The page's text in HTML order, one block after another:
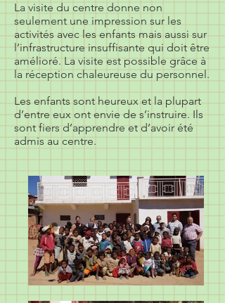
La visite du centre donne non
seulement une impression sur les
activités avec les enfants mais aussi sur
l’infrastructure insuffisante qui doit être
amélioré. La visite est possible grâce à
la réception chaleureuse du personnel.
Les enfants sont heureux et la plupart
d’entre eux ont envie de s’instruire. Ils
sont fiers d’apprendre et d’avoir été
admis au centre.